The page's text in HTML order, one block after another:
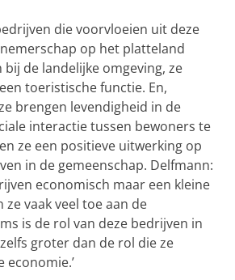
die voorvloeien uit deze
op het platteland
bij de landelijke omgeving, ze
toeristische functie. En,
brengen levendigheid in de
interactie tussen bewoners te
ze een positieve uitwerking op
in de gemeenschap. Delfmann:
economisch maar een kleine
ze vaak veel toe aan de
is de rol van deze bedrijven in
groter dan de rol die ze
economie.’